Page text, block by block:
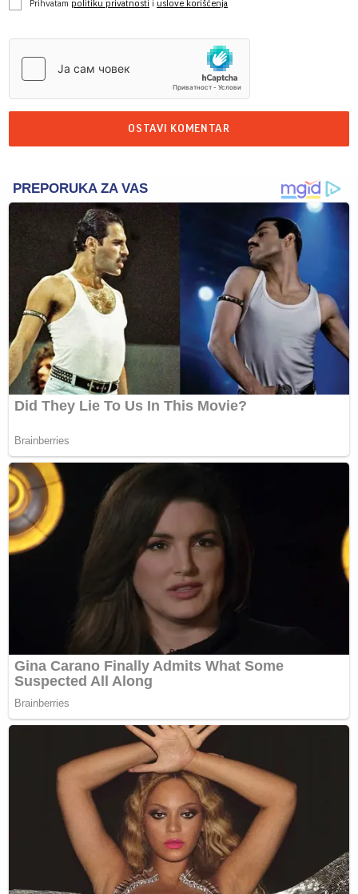
Prihvatam politiku privatnosti i uslove korišćenja
OSTAVI KOMENTAR